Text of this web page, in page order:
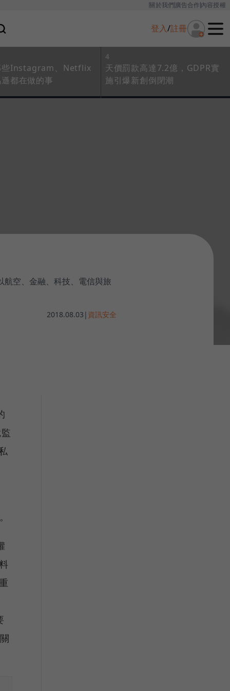
關於我們廣告合作內容授權
登入/註冊
些Instagram、Netflix
都在做的事
4
天價罰款高達7.2億，GDPR實
施引爆新創倒閉潮
航空、金融、科技、電信與旅
2018.08.03 | 資訊安全